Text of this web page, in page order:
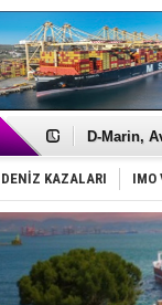
D-Marin,
Van’da
ASEAN ilk
TAYK -
İstanbul
Tersane
İngiliz
FESCO,
DENİZ KAZALARI IMO